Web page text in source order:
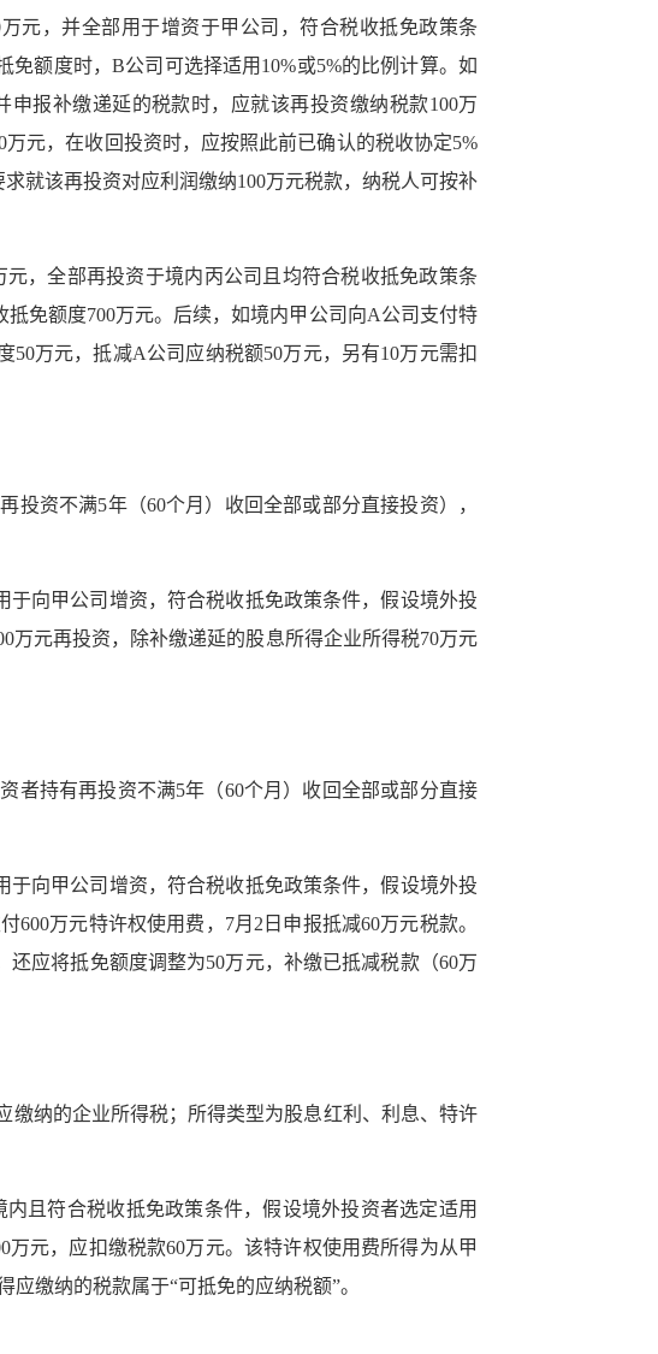
元，并全部用于增资于甲公司，符合税收抵免政策条
额度时，B公司可选择适用10%或5%的比例计算。如
申报补缴递延的税款时，应就该再投资缴纳税款100万
元，在收回投资时，应按照此前已确认的税收协定5%
就该再投资对应利润缴纳100万元税款，纳税人可按补
，全部再投资于境内丙公司且均符合税收抵免政策条
免额度700万元。后续，如境内甲公司向A公司支付特
万元，抵减A公司应纳税额50万元，另有10万元需扣
资不满5年（60个月）收回全部或部分直接投资），
于向甲公司增资，符合税收抵免政策条件，假设境外投
万元再投资，除补缴递延的股息所得企业所得税70万元
者持有再投资不满5年（60个月）收回全部或部分直接
于向甲公司增资，符合税收抵免政策条件，假设境外投
万元特许权使用费，7月2日申报抵减60万元税款。
应将抵免额度调整为50万元，补缴已抵减税款（60万
纳的企业所得税；所得类型为股息红利、利息、特许
且符合税收抵免政策条件，假设境外投资者选定适用
元，应扣缴税款60万元。该特许权使用费所得为从甲
缴纳的税款属于“可抵免的应纳税额”。